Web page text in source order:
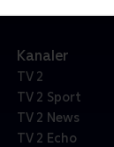
Kanaler
TV 2
TV 2 Sport
TV 2 News
TV 2 Echo